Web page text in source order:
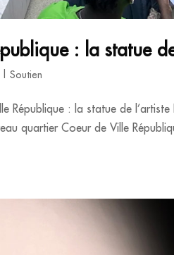
: la statue
Soutien
République : la statue de
quartier Coeur de Ville